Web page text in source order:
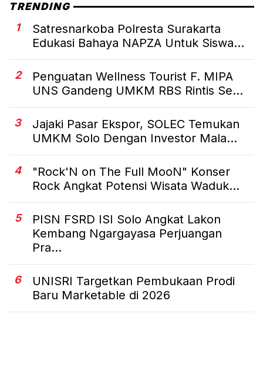
TRENDING
1
Satresnarkoba Polresta Surakarta
Edukasi Bahaya NAPZA Untuk Siswa...
2
Penguatan Wellness Tourist F. MIPA
UNS Gandeng UMKM RBS Rintis Se...
3
Jajaki Pasar Ekspor, SOLEC Temukan
UMKM Solo Dengan Investor Mala...
4
"Rock'N on The Full MooN" Konser
Rock Angkat Potensi Wisata Waduk...
5
PISN FSRD ISI Solo Angkat Lakon
Kembang Ngargayasa Perjuangan
Pra...
6
UNISRI Targetkan Pembukaan Prodi
Baru Marketable di 2026